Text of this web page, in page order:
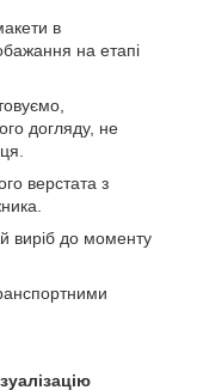
в
на етапі
догляду, не
верстата з
виріб до моменту